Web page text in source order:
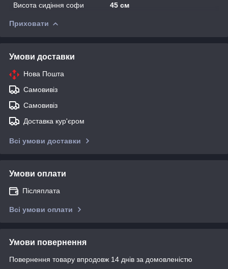
Висота сидіння софи
45 см
Приховати
Умови доставки
Нова Пошта
Самовивіз
Самовивіз
Доставка кур'єром
Всі умови доставки
Умови оплати
Післяплата
Всі умови оплати
Умови повернення
Повернення товару впродовж 14 днів за домовленістю